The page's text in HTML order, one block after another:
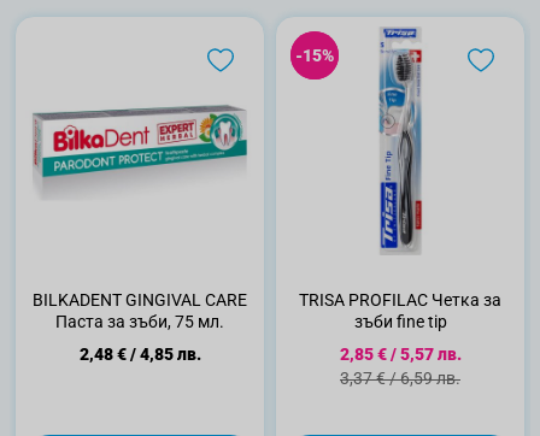
BILKADENT GINGIVAL CARE
Паста за зъби, 75 мл.
2,48 €/4,85 лв.
-15%
-15%
TRISA PROFILAC Четка за
зъби fine tip
Специална цена
2,85 €/5,57 лв.
Стандартна цена
3,37 €/6,59 лв.